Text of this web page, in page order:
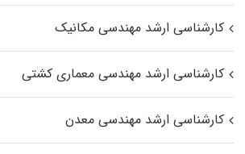
کارشناسی ارشد مهندسی مکانیک
کارشناسی ارشد مهندسی معماری کشتی
کارشناسی ارشد مهندسی معدن